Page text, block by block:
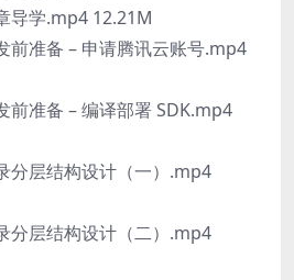
导学.mp4 12.21M
准备 – 申请腾讯云账号.mp4
准备 – 编译部署 SDK.mp4
层结构设计（一）.mp4
层结构设计（二）.mp4